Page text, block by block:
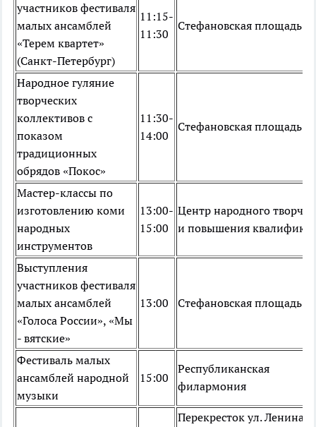
участников фестиваля
малых ансамблей
«Терем квартет»
(Санкт-Петербург)
11:15-
11:30
Стефановская площадь
Народное гуляние
творческих
коллективов с
показом
традиционных
обрядов «Покос»
11:30-
14:00
Стефановская площадь
Мастер-классы по
изготовлению коми
народных
инструментов
13:00-
15:00
Центр народного
и повышения
Выступления
участников фестиваля
малых ансамблей
«Голоса России», «Мы
- вятские»
13:00 Стефановская площадь
Фестиваль малых
ансамблей народной
музыки
15:00
Республиканская
филармония
Перекресток ул. Ленина и